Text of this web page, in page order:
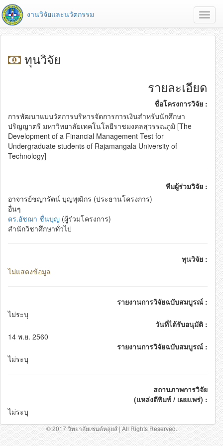
งานวิจัยและนวัตกรรม
ทุนวิจัย
รายละเอียด
ชื่อโครงการวิจัย :
การพัฒนาแบบวัดการบริหารจัดการการเงินสำหรับนักศึกษา
ปริญญาตรี มหาวิทยาลัยเทคโนโลยีราชมงคลสุวรรณภูมิ [The
Development of a Financial Management Test for
Undergraduate students of Rajamangala University of
Technology]
ทีมผู้ร่วมวิจัย :
อาจารย์ชญารัตน์ บุญพุฒิกร (ประธานโครงการ)
อื่นๆ
ดร.อัชฌา ชื่นบุญ (ผู้ร่วมโครงการ)
สำนักวิชาศึกษาทั่วไป
ทุนวิจัย :
ไม่แสดงข้อมูล
รายงานการวิจัยฉบับสมบูรณ์ :
ไม่ระบุ
วันที่ได้รับอนุมัติ :
14 พ.ย. 2560
รายงานการวิจัยฉบับสมบูรณ์ :
ไม่ระบุ
สถานภาพการวิจัย
(แหล่งตีพิมพ์ / เผยแพร่) :
ไม่ระบุ
© 2017 วิทยาลัยเซนต์หลุยส์ | All Rights Reserved.